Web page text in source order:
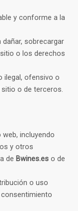
y conforme a la
sobrecargar
o los derechos
ilegal, ofensivo o
o de terceros.
incluyendo
y otros
de Bwines.eso de
o uso